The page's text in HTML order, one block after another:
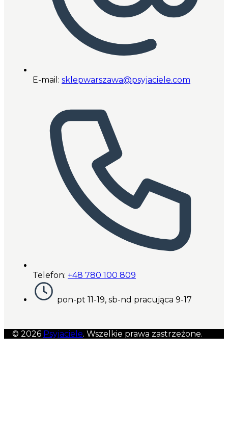
E-mail: sklepwarszawa@psyjaciele.com
Telefon: +48 780 100 809
pon-pt 11-19, sb-nd pracująca 9-17
© 2026 Psyjaciele. Wszelkie prawa zastrzeżone.